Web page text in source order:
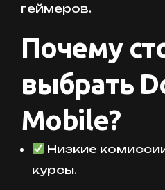
геймеров.
Почему
выбрать
Mobile?
Низкие
курсы.